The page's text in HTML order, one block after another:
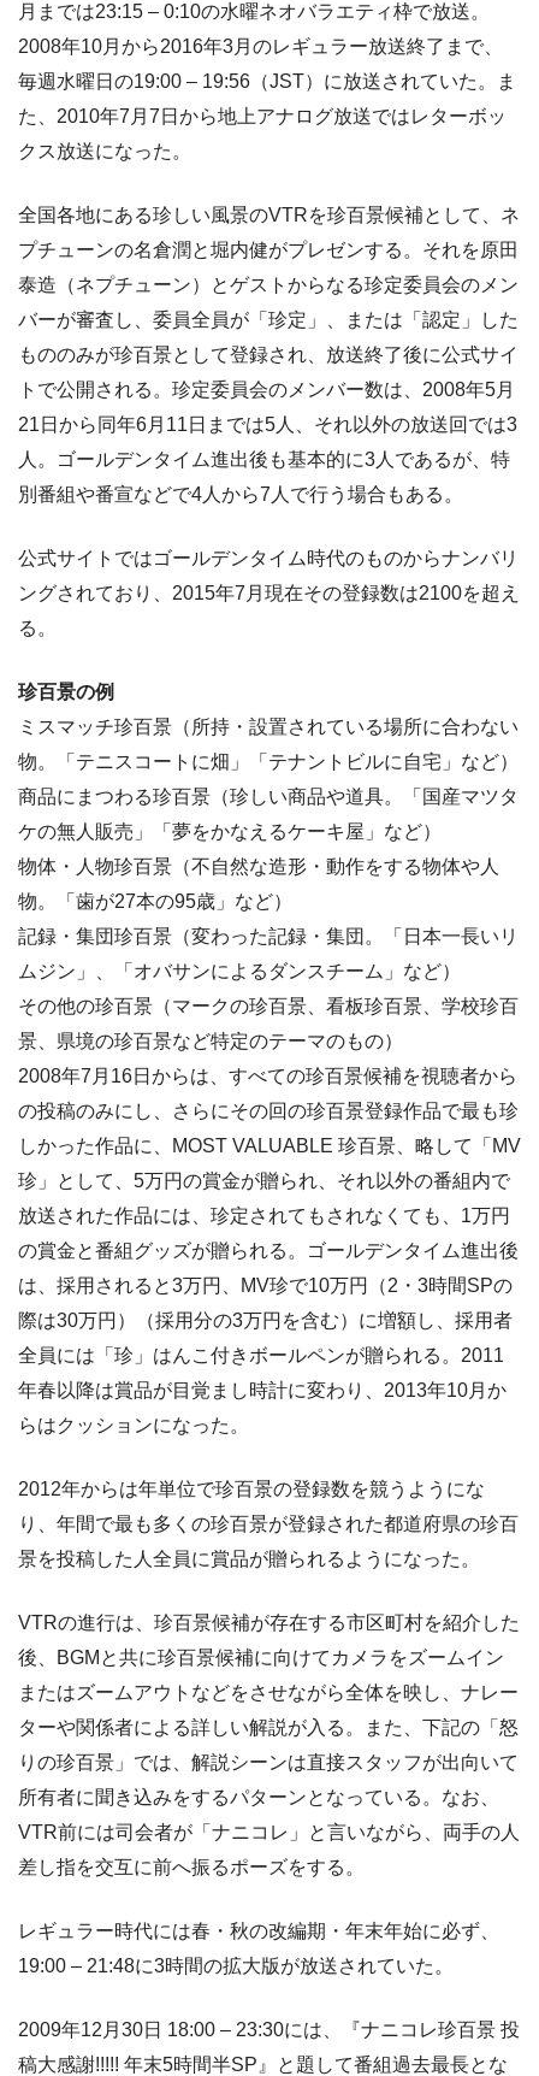
月までは23:15 – 0:10の水曜ネオバラエティ枠で放送。
2008年10月から2016年3月のレギュラー放送終了まで、
毎週水曜日の19:00 – 19:56（JST）に放送されていた。ま
た、2010年7月7日から地上アナログ放送ではレターボッ
クス放送になった。
全国各地にある珍しい風景のVTRを珍百景候補として、ネ
プチューンの名倉潤と堀内健がプレゼンする。それを原田
泰造（ネプチューン）とゲストからなる珍定委員会のメン
バーが審査し、委員全員が「珍定」、または「認定」した
もののみが珍百景として登録され、放送終了後に公式サイ
トで公開される。珍定委員会のメンバー数は、2008年5月
21日から同年6月11日までは5人、それ以外の放送回では3
人。ゴールデンタイム進出後も基本的に3人であるが、特
別番組や番宣などで4人から7人で行う場合もある。
公式サイトではゴールデンタイム時代のものからナンバリ
ングされており、2015年7月現在その登録数は2100を超え
る。
珍百景の例
ミスマッチ珍百景（所持・設置されている場所に合わない
物。「テニスコートに畑」「テナントビルに自宅」など）
商品にまつわる珍百景（珍しい商品や道具。「国産マツタ
ケの無人販売」「夢をかなえるケーキ屋」など）
物体・人物珍百景（不自然な造形・動作をする物体や人
物。「歯が27本の95歳」など）
記録・集団珍百景（変わった記録・集団。「日本一長いリ
ムジン」、「オバサンによるダンスチーム」など）
その他の珍百景（マークの珍百景、看板珍百景、学校珍百
景、県境の珍百景など特定のテーマのもの）
2008年7月16日からは、すべての珍百景候補を視聴者から
の投稿のみにし、さらにその回の珍百景登録作品で最も珍
しかった作品に、MOST VALUABLE 珍百景、略して「MV
珍」として、5万円の賞金が贈られ、それ以外の番組内で
放送された作品には、珍定されてもされなくても、1万円
の賞金と番組グッズが贈られる。ゴールデンタイム進出後
は、採用されると3万円、MV珍で10万円（2・3時間SPの
際は30万円）（採用分の3万円を含む）に増額し、採用者
全員には「珍」はんこ付きボールペンが贈られる。2011
年春以降は賞品が目覚まし時計に変わり、2013年10月か
らはクッションになった。
2012年からは年単位で珍百景の登録数を競うようにな
り、年間で最も多くの珍百景が登録された都道府県の珍百
景を投稿した人全員に賞品が贈られるようになった。
VTRの進行は、珍百景候補が存在する市区町村を紹介した
後、BGMと共に珍百景候補に向けてカメラをズームイン
またはズームアウトなどをさせながら全体を映し、ナレー
ターや関係者による詳しい解説が入る。また、下記の「怒
りの珍百景」では、解説シーンは直接スタッフが出向いて
所有者に聞き込みをするパターンとなっている。なお、
VTR前には司会者が「ナニコレ」と言いながら、両手の人
差し指を交互に前へ振るポーズをする。
レギュラー時代には春・秋の改編期・年末年始に必ず、
19:00 – 21:48に3時間の拡大版が放送されていた。
2009年12月30日 18:00 – 23:30には、『ナニコレ珍百景 投
稿大感謝!!!!! 年末5時間半SP』と題して番組過去最長とな